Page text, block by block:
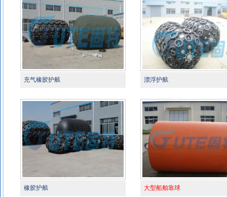
充气橡胶护舷 漂浮护舷
橡胶护舷 大型船舶靠球